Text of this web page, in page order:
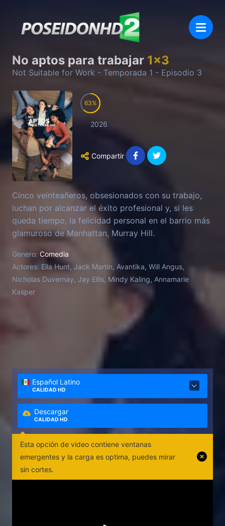
No aptos para trabajar 1x3
Not Suitable for Work - Temporada 1 - Episodio 3
63
2026
Compartir
Cinco veinteañeros, obsesionados con su trabajo,
luchan por alcanzar el éxito profesional y, si les
queda tiempo, la felicidad personal en el barrio más
glamuroso de Manhattan, Murray Hill.
Genero: Comedia
Actores: Ella Hunt, Jack Martin, Avantika, Will Angus,
Nicholas Duvernay, Jay Ellis, Mindy Kaling, Annamarie
Kasper
Español Latino
CALIDAD HD
Descargar
CALIDAD HD
Esta opción de video contiene ventanas
emergentes y la carga es optima, puedes mirar
sin cortes.